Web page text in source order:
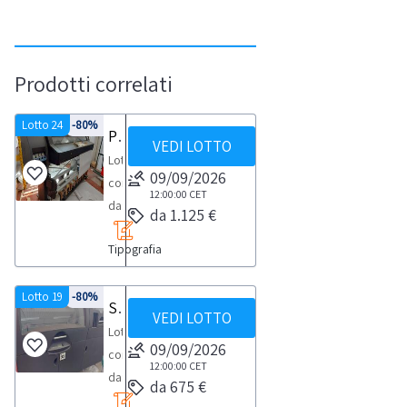
Prodotti correlati
-80%
Lotto 24
Plotter e tavolo luminoso
Lotto
composto
da:-
n.
1
luminoso
Xerox,
color
check,-
n.
Tipografia
VEDI LOTTO
09/09/2026
12:00:00 CET
da 1.125 €
-80%
Lotto 19
Stampanti digitali
Lotto
composto
da:-
n.
VEDI LOTTO
09/09/2026
12:00:00 CET
da 675 €